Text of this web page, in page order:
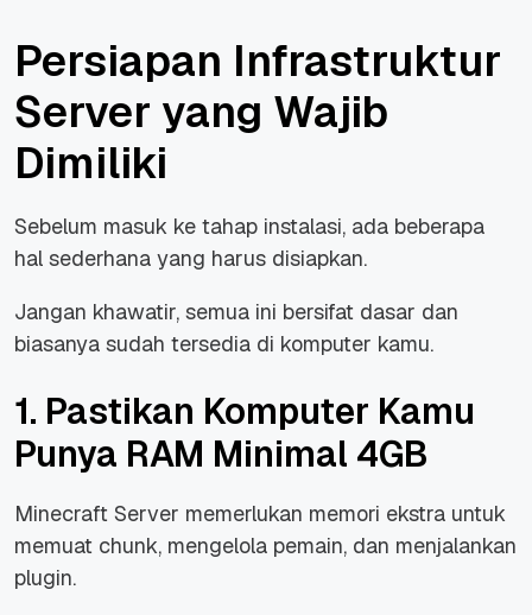
Persiapan Infrastruktur
Server yang Wajib
Dimiliki
Sebelum masuk ke tahap instalasi, ada beberapa
hal sederhana yang harus disiapkan.
Jangan khawatir, semua ini bersifat dasar dan
biasanya sudah tersedia di komputer kamu.
1. Pastikan Komputer Kamu
Punya RAM Minimal 4GB
Minecraft Server memerlukan memori ekstra untuk
memuat chunk, mengelola pemain, dan menjalankan
plugin.